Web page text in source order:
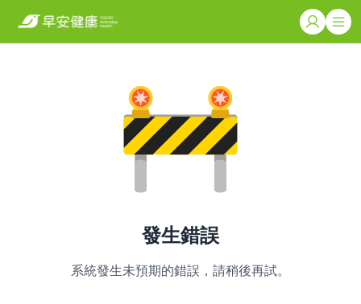
發生錯誤
系統發生未預期的錯誤，請稍後再試。